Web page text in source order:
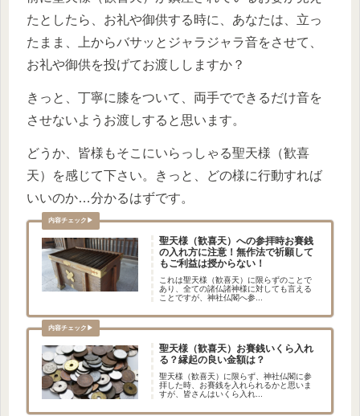
たとしたら、お礼や御供する時に、あなたは、立っ
たまま、上からバサッとジャラジャラ音をさせて、
お礼や御供を投げてお渡ししますか？
きっと、丁寧に膝をついて、両手でできるだけ音を
させないようお渡しすると思います。
どうか、皆様もそこにいらっしゃる聖天様（歓喜
天）を感じて下さい。きっと、どの様に行動すれば
いいのか…分かるはずです。
聖天様（歓喜天）への参拝時お賽銭
の入れ方に注意！無作法で祈願して
もご利益は授からない！
これは聖天様（歓喜天）に限らずのことで
あり、全ての諸仏諸神様に対しても言える
ことですが、神社仏閣へ参...
聖天様（歓喜天）お賽銭いくら入れ
る？縁起の良い金額は？
聖天様（歓喜天）に限らず、神社仏閣に参
拝した時、お賽銭を入れられるかと思いま
すが、皆さんはいくら入れ...